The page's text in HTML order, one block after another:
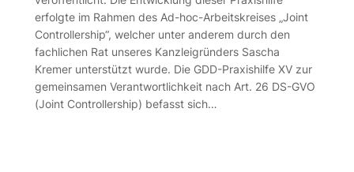
erfolgte im Rahmen des Ad-hoc-Arbeitskreises „Joint
Controllership“, welcher unter anderem durch den
fachlichen Rat unseres Kanzleigründers Sascha
Kremer unterstützt wurde. Die GDD-Praxishilfe XV zur
gemeinsamen Verantwortlichkeit nach Art. 26 DS-GVO
(Joint Controllership) befasst sich…